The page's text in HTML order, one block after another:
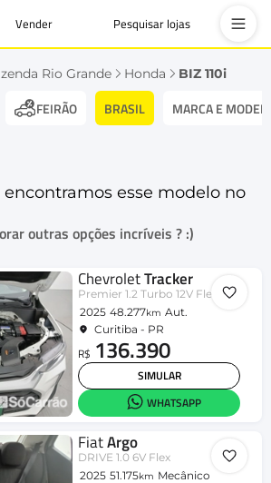
Vender Pesquisar lojas
Rio Grande Honda BIZ 110i
FEIRÃO BRASIL MARCA E
encontramos esse modelo no
outras opções incríveis ? :)
ChevroletTracker
Premier 1.2 Turbo 12V Flex Aut.
2025 48.277km Aut.
Curitiba - PR
R$ 136.390
SIMULAR
WHATSAPP
FiatArgo
DRIVE 1.0 6V Flex
2025 51.175km Mecânico